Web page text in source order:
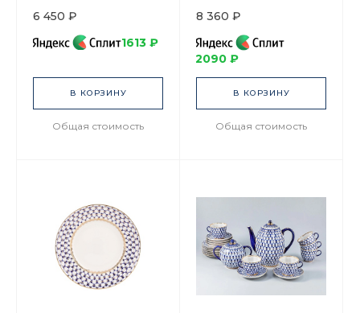
6 450 ₽
1613 ₽
В КОРЗИНУ
Общая стоимость
сетка арт.
81.10103.00.1
8 360 ₽
2090 ₽
В КОРЗИНУ
Общая стоимость